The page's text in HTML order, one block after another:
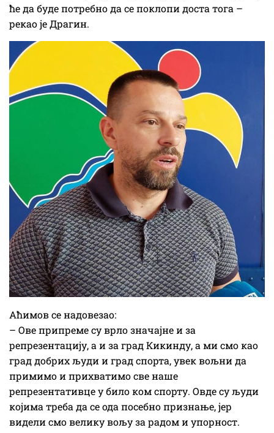
ће да буде потребно да се поклопи доста тога –
рекао је Драгин.
Аћимов се надовезао:
– Ове припреме су врло значајне и за
репрезентацију, а и за град Кикинду, а ми смо као
град добрих људи и град спорта, увек вољни да
примимо и прихватимо све наше
репрезентативце у било ком спорту. Овде су људи
којима треба да се ода посебно признање, јер
видели смо велику вољу за радом и упорност.